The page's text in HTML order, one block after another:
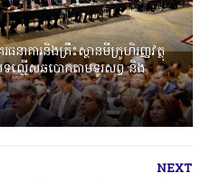
គារនិងគ្រឹះស្ថានមីក្រូហិរញ្ញវត្ថុ
ទល្មើសឆបោកតាមទូរសព្ទ និង
NEXT